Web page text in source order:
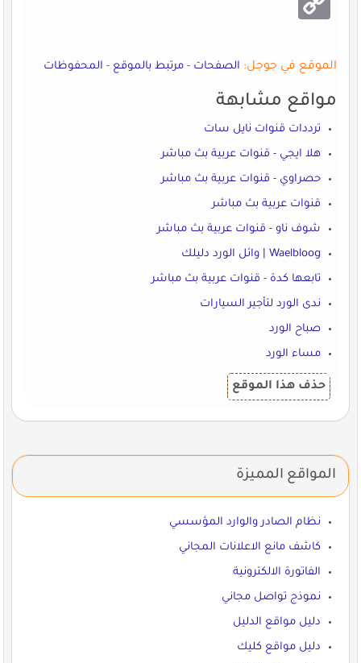
Link
الموقع في جوجل: الصفحات-مرتبط بالموقع-المحفوظات
مواقع مشابهة
ترددات قنوات نايل سات
هلا ايجي - قنوات عربية بث مباشر
حصراوي - قنوات عربية بث مباشر
قنوات عربية بث مباشر
شوف ناو - قنوات عربية بث مباشر
Waelbloog | وائل الورد دليلك
تابعها كدة - قنوات عربية بث مباشر
ندى الورد لتأجير السيارات
صباح الورد
مساء الورد
حذف هذا الموقع
المواقع المميزة
نظام الصادر والوارد المؤسسي
كاشف مانع الاعلانات المجاني
الفاتورة الالكترونية
نموذج تواصل مجاني
دليل مواقع الدليل
دليل مواقع كليك